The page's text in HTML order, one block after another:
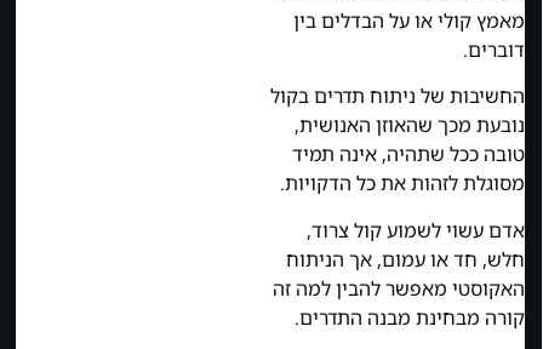
מאמץ קולי או על הבדלים בין
דוברים.
החשיבות של ניתוח תדרים בקול
נובעת מכך שהאוזן האנושית,
טובה ככל שתהיה, אינה תמיד
מסוגלת לזהות את כל הדקויות.
אדם עשוי לשמוע קול צרוד,
חלש, חד או עמום, אך הניתוח
האקוסטי מאפשר להבין למה זה
קורה מבחינת מבנה התדרים.